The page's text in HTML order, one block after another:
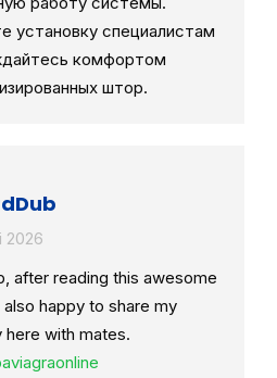
установку специалистам
комфортом
штор.
2026
after reading this awesome
happy to share my
here with mates.